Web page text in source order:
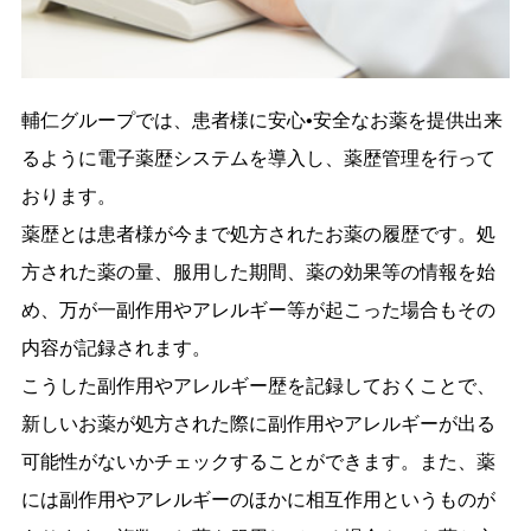
輔仁グループでは、患者様に安心•安全なお薬を提供出来
るように電子薬歴システムを導入し、薬歴管理を行って
おります。
薬歴とは患者様が今まで処方されたお薬の履歴です。処
方された薬の量、服用した期間、薬の効果等の情報を始
め、万が一副作用やアレルギー等が起こった場合もその
内容が記録されます。
こうした副作用やアレルギー歴を記録しておくことで、
新しいお薬が処方された際に副作用やアレルギーが出る
可能性がないかチェックすることができます。また、薬
には副作用やアレルギーのほかに相互作用というものが